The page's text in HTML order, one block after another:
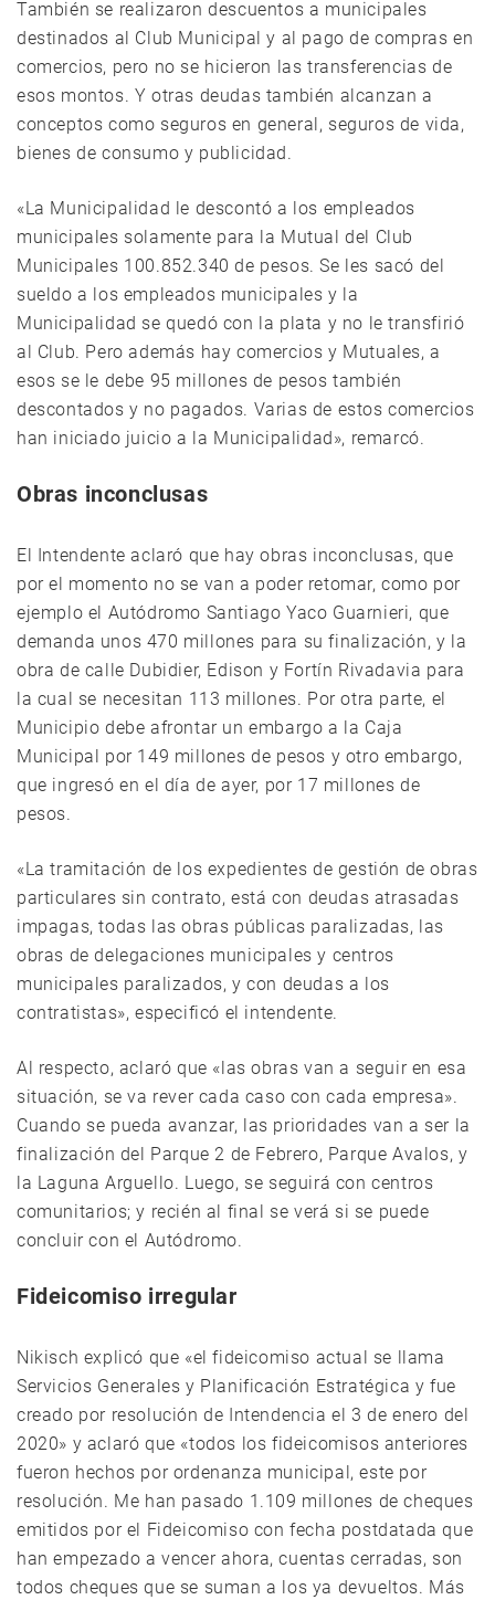
También se realizaron descuentos a municipales
destinados al Club Municipal y al pago de compras en
comercios, pero no se hicieron las transferencias de
esos montos. Y otras deudas también alcanzan a
conceptos como seguros en general, seguros de vida,
bienes de consumo y publicidad.
«La Municipalidad le descontó a los empleados
municipales solamente para la Mutual del Club
Municipales 100.852.340 de pesos. Se les sacó del
sueldo a los empleados municipales y la
Municipalidad se quedó con la plata y no le transfirió
al Club. Pero además hay comercios y Mutuales, a
esos se le debe 95 millones de pesos también
descontados y no pagados. Varias de estos comercios
han iniciado juicio a la Municipalidad», remarcó.
Obras inconclusas
El Intendente aclaró que hay obras inconclusas, que
por el momento no se van a poder retomar, como por
ejemplo el Autódromo Santiago Yaco Guarnieri, que
demanda unos 470 millones para su finalización, y la
obra de calle Dubidier, Edison y Fortín Rivadavia para
la cual se necesitan 113 millones. Por otra parte, el
Municipio debe afrontar un embargo a la Caja
Municipal por 149 millones de pesos y otro embargo,
que ingresó en el día de ayer, por 17 millones de
pesos.
«La tramitación de los expedientes de gestión de obras
particulares sin contrato, está con deudas atrasadas
impagas, todas las obras públicas paralizadas, las
obras de delegaciones municipales y centros
municipales paralizados, y con deudas a los
contratistas», especificó el intendente.
Al respecto, aclaró que «las obras van a seguir en esa
situación, se va rever cada caso con cada empresa».
Cuando se pueda avanzar, las prioridades van a ser la
finalización del Parque 2 de Febrero, Parque Avalos, y
la Laguna Arguello. Luego, se seguirá con centros
comunitarios; y recién al final se verá si se puede
concluir con el Autódromo.
Fideicomiso irregular
Nikisch explicó que «el fideicomiso actual se llama
Servicios Generales y Planificación Estratégica y fue
creado por resolución de Intendencia el 3 de enero del
2020» y aclaró que «todos los fideicomisos anteriores
fueron hechos por ordenanza municipal, este por
resolución. Me han pasado 1.109 millones de cheques
emitidos por el Fideicomiso con fecha postdatada que
han empezado a vencer ahora, cuentas cerradas, son
todos cheques que se suman a los ya devueltos. Más